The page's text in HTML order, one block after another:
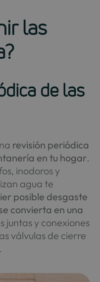
las
de las
revisión periódica
en tu hogar.
inodoros y
agua te
posible desgaste
convierta en una
juntas y conexiones
válvulas de cierre